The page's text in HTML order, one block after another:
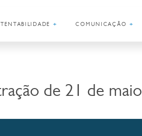
+ COMUNICAÇÃO +
de 21 de maio